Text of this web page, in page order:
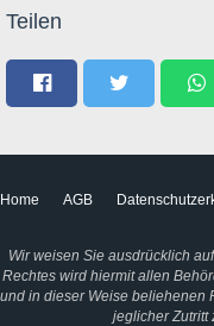
Teilen
Home AGB
Wir weisen Sie ausdrücklich
Rechtes wird hiermit allen
und in dieser Weise beliehenen
jeglicher Zutritt